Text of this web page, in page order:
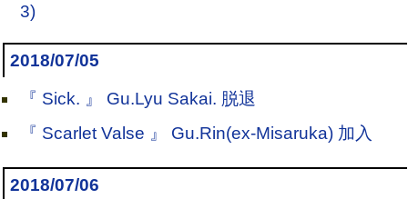
3)
2018/07/05
『 Sick. 』 Gu.Lyu Sakai. 脱退
『 Scarlet Valse 』 Gu.Rin(ex-Misaruka) 加入
2018/07/06